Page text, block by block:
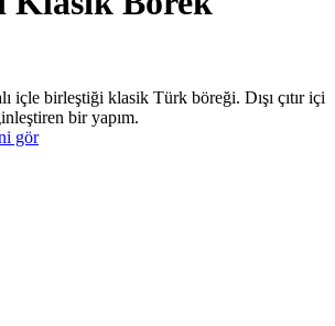
içle birleştiği klasik Türk böreği. Dışı çıtır içi
bir yapım.
gör